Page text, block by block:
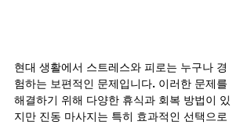
현대 생활에서 스트레스와 피로는 누구나 경
험하는 보편적인 문제입니다. 이러한 문제를
해결하기 위해 다양한 휴식과 회복 방법이 있
지만 진동 마사지는 특히 효과적인 선택으로